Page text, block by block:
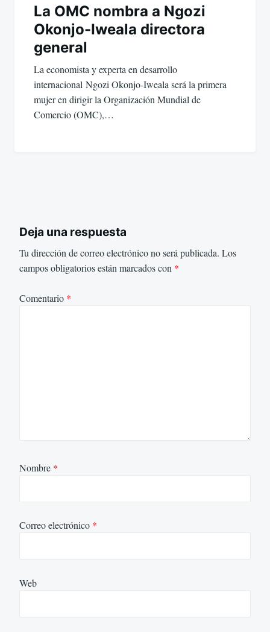
La OMC nombra a Ngozi
Okonjo-Iweala directora
general
La economista y experta en desarrollo
internacional Ngozi Okonjo-Iweala será la primera
mujer en dirigir la Organización Mundial de
Comercio (OMC),…
Deja una respuesta
Tu dirección de correo electrónico no será publicada. Los
campos obligatorios están marcados con *
Comentario *
Nombre *
Correo electrónico *
Web